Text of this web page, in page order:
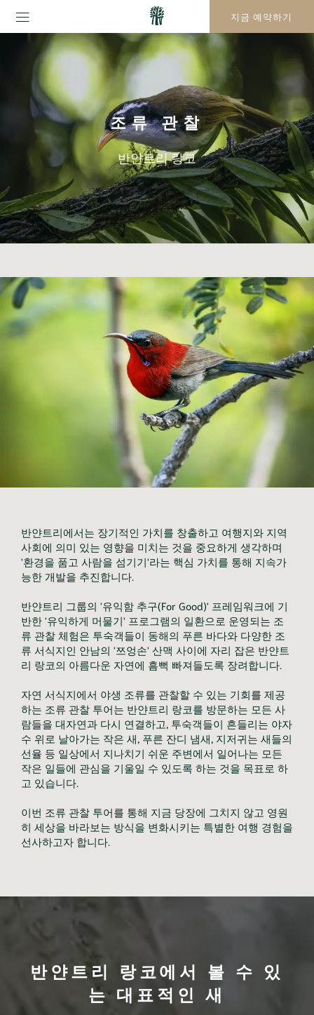
지금 예약하기
조류 관찰
반얀트리 랑코
반얀트리에서는 장기적인 가치를 창출하고 여행지와 지역
사회에 의미 있는 영향을 미치는 것을 중요하게 생각하며
'환경을 품고 사람을 섬기기'라는 핵심 가치를 통해 지속가
능한 개발을 추진합니다.
반얀트리 그룹의 '유익함 추구(For Good)' 프레임워크에 기
반한 '유익하게 머물기' 프로그램의 일환으로 운영되는 조
류 관찰 체험은 투숙객들이 동해의 푸른 바다와 다양한 조
류 서식지인 안남의 '쯔엉손' 산맥 사이에 자리 잡은 반얀트
리 랑코의 아름다운 자연에 흠뻑 빠져들도록 장려합니다.
자연 서식지에서 야생 조류를 관찰할 수 있는 기회를 제공
하는 조류 관찰 투어는 반얀트리 랑코를 방문하는 모든 사
람들을 대자연과 다시 연결하고, 투숙객들이 흔들리는 야자
수 위로 날아가는 작은 새, 푸른 잔디 냄새, 지저귀는 새들의
선율 등 일상에서 지나치기 쉬운 주변에서 일어나는 모든
작은 일들에 관심을 기울일 수 있도록 하는 것을 목표로 하
고 있습니다.
이번 조류 관찰 투어를 통해 지금 당장에 그치지 않고 영원
히 세상을 바라보는 방식을 변화시키는 특별한 여행 경험을
선사하고자 합니다.
반얀트리 랑코에서 볼 수 있
는 대표적인 새